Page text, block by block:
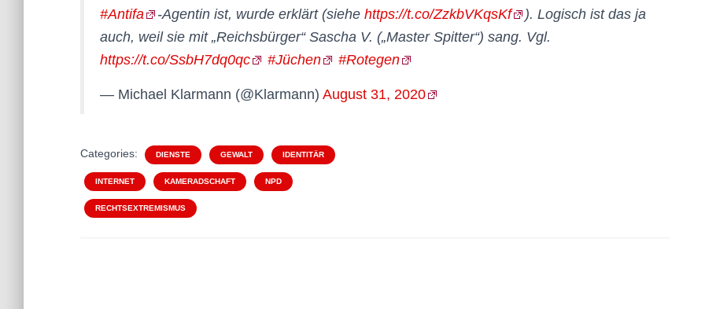
#Antifa
-Agentin ist, wurde erklärt (siehe https://t.co/ZzkbVKqsKf
). Logisch ist das ja
auch, weil sie mit „Reichsbürger“ Sascha V. („Master Spitter“) sang. Vgl.
https://t.co/SsbH7dq0qc
#Jüchen #Rotegen
— Michael Klarmann (@Klarmann) August 31, 2020
Categories: DIENSTE GEWALT IDENTITÄR
INTERNET KAMERADSCHAFT NPD
RECHTSEXTREMISMUS